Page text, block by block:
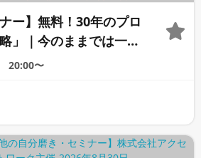
ー】無料！30年のプロ
」｜今のままでは一生
男性へ
20:00〜